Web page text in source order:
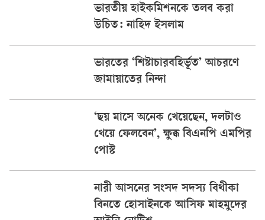
ভারতীয় হাইকমিশনকে তলব করা
উচিত: নাহিদ ইসলাম
ভারতের ‘শিষ্টাচারবহির্ভূত’ আচরণে
জামায়াতের নিন্দা
‘ছয় মাসে অনেক খেয়েছেন, দলটাও
খেয়ে ফেলবেন’, ক্ষুব্ধ বিএনপি এমপির
পোস্ট
নারী আসনের সংসদ সদস্য বিথীকা
বিনতে হোসাইনকে আসিফ মাহমুদের